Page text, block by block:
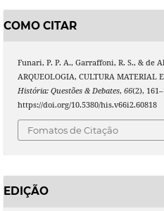
COMO CITAR
Funari, P. P. A., Garraffoni, R. S., & de
ARQUEOLOGIA, CULTURA MATERIAL
História: Questões & Debates, 66(2),
https://doi.org/10.5380/his.v66i2.60818
Fomatos de Citação
EDIÇÃO